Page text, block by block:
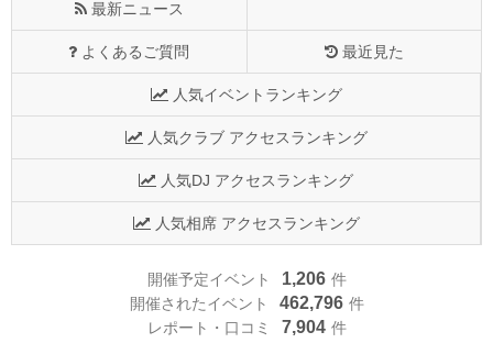
最新ニュース
よくあるご質問 最近見た
人気イベントランキング
人気クラブ アクセスランキング
人気DJ アクセスランキング
人気相席 アクセスランキング
開催予定イベント 1,206 件
開催されたイベント
462,796 件
レポート・口コミ
7,904 件